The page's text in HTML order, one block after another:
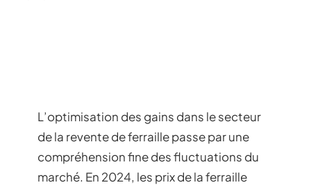
L’optimisation des gains dans le secteur
de la revente de ferraille passe par une
compréhension fine des fluctuations du
marché. En 2024, les prix de la ferraille